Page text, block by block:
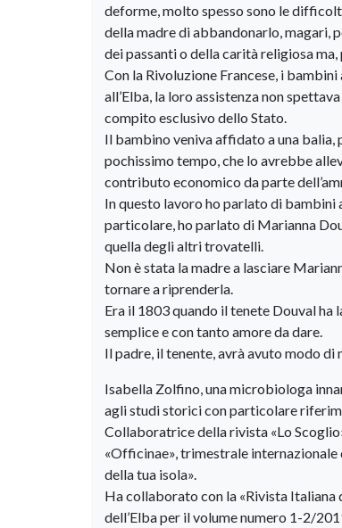
deforme, molto spesso sono le
della madre di abbandonarlo, magari,
dei passanti o della carità religiosa
Con la Rivoluzione Francese, i
all’Elba, la loro assistenza non
compito esclusivo dello Stato.
Il bambino veniva affidato a una balia,
pochissimo tempo, che lo avrebbe
contributo economico da parte
In questo lavoro ho parlato di bambini
particolare, ho parlato di Marianna
quella degli altri trovatelli.
Non è stata la madre a lasciare
tornare a riprenderla.
Era il 1803 quando il tenete Douval
semplice e con tanto amore da dare.
Il padre, il tenente, avrà avuto modo di
Isabella Zolfino, una microbiologa
agli studi storici con particolare
Collaboratrice della rivista «Lo
«Officinae», trimestrale
della tua isola».
Ha collaborato con la «Rivista
dell’Elba per il volume numero 1-2/